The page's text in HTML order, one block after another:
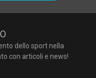
dello sport nella
con articoli e news!